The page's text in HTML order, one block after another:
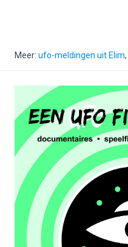
Meer: ufo-meldingen uit Elim,